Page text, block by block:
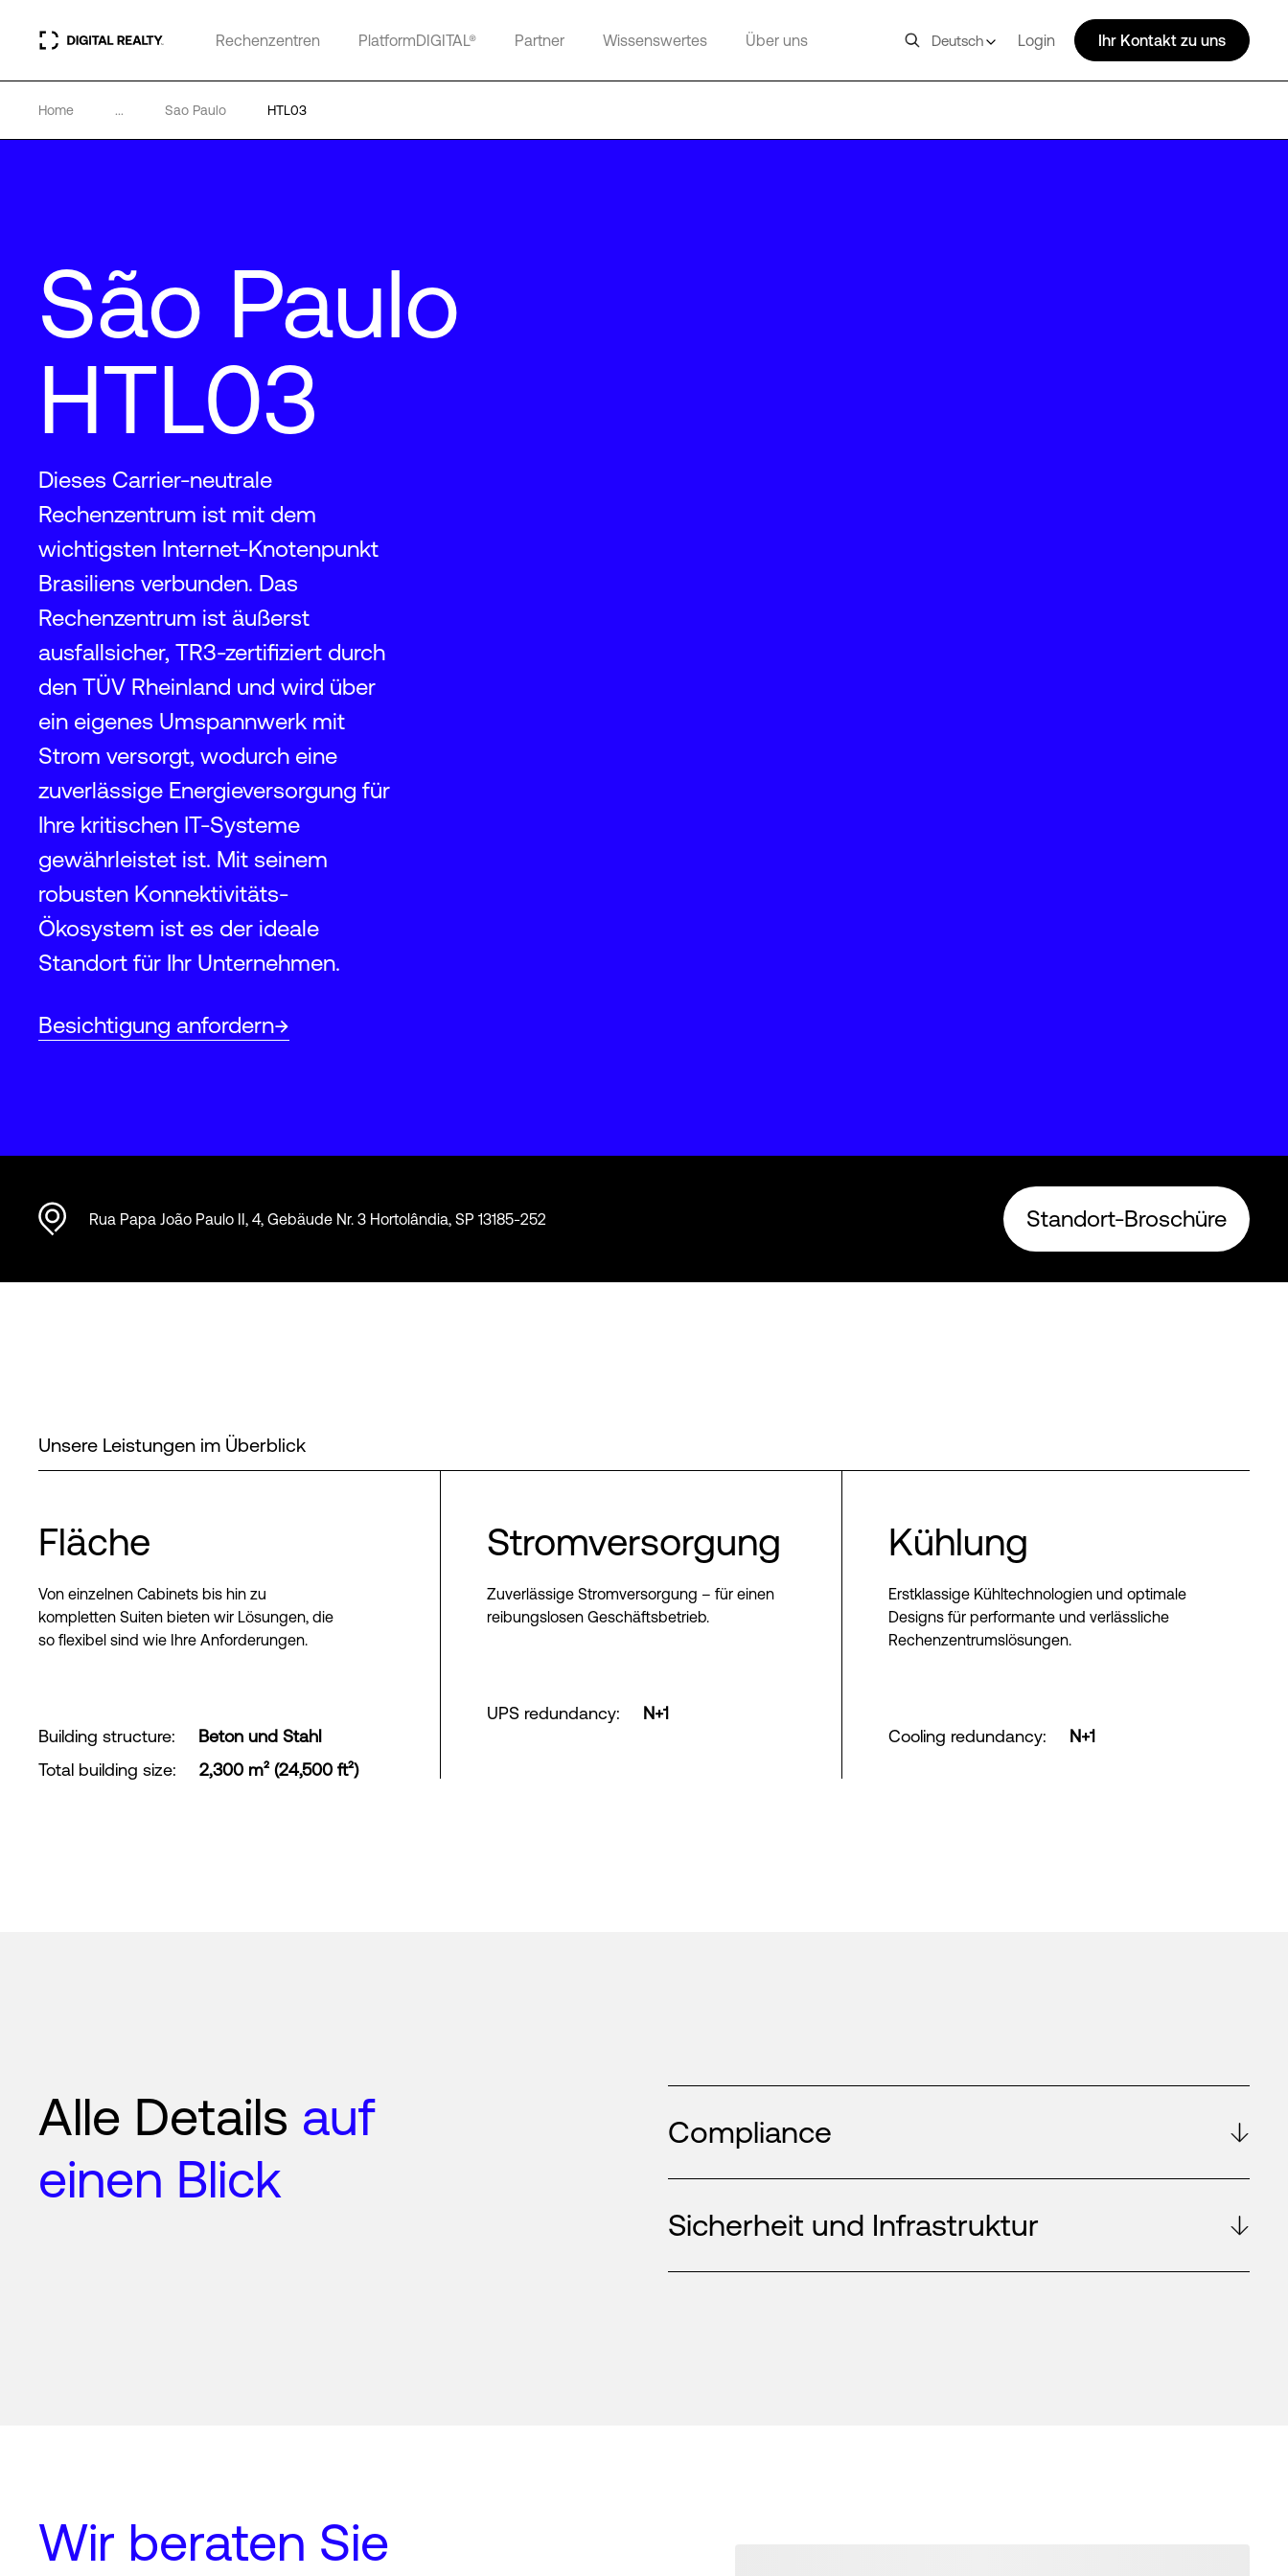
Rechenzentren PlatformDIGITAL® Partner Wissenswertes Über uns Deutsch Login Ihr Kontakt zu uns
Home ... Sao Paulo HTL03
São Paulo
HTL03
Dieses Carrier-neutrale
Rechenzentrum ist mit dem
wichtigsten Internet-Knotenpunkt
Brasiliens verbunden. Das
Rechenzentrum ist äußerst
ausfallsicher, TR3-zertifiziert durch
den TÜV Rheinland und wird über
ein eigenes Umspannwerk mit
Strom versorgt, wodurch eine
zuverlässige Energieversorgung für
Ihre kritischen IT-Systeme
gewährleistet ist. Mit seinem
robusten Konnektivitäts-
Ökosystem ist es der ideale
Standort für Ihr Unternehmen.
Besichtigung anfordern
HTL03
Rua Papa João Paulo II, 4, Gebäude Nr. 3 Hortolândia, SP 13185-252 Standort-Broschüre
Unsere Leistungen im Überblick
Fläche
Von einzelnen Cabinets bis hin zu
kompletten Suiten bieten wir Lösungen, die
so flexibel sind wie Ihre Anforderungen.
Building structure:
Beton und Stahl
Total building size: 2,300 m² (24,500 ft²)
Stromversorgung
Zuverlässige Stromversorgung – für einen
reibungslosen Geschäftsbetrieb.
UPS redundancy: N+1
Kühlung
Erstklassige Kühltechnologien und optimale
Designs für performante und verlässliche
Rechenzentrumslösungen.
Cooling redundancy: N+1
Alle Details auf
einen Blick
Compliance
Sicherheit und Infrastruktur
Wir beraten Sie